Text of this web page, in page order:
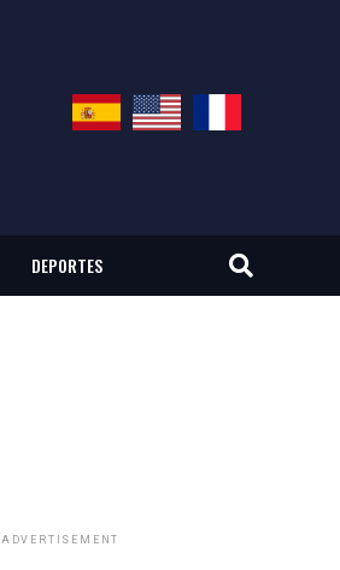
DEPORTES
ADVERTISEMENT